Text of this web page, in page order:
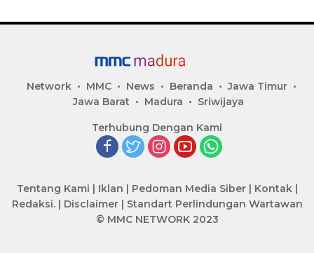
Network MMC News Beranda
Jawa Timur
Jawa Barat
Madura Sriwijaya
Terhubung Dengan Kami
Tentang Kami | Iklan | Pedoman Media Siber| Kontak|
Redaksi.| Disclaimer| Standart Perlindungan Wartawan
© MMC NETWORK 2023